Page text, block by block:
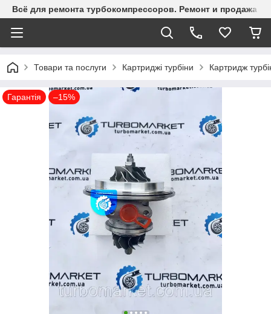
Всё для ремонта турбокомпрессоров. Ремонт и продажа
Товари та послуги Картриджі турбіни Картридж
Гарантія –15%